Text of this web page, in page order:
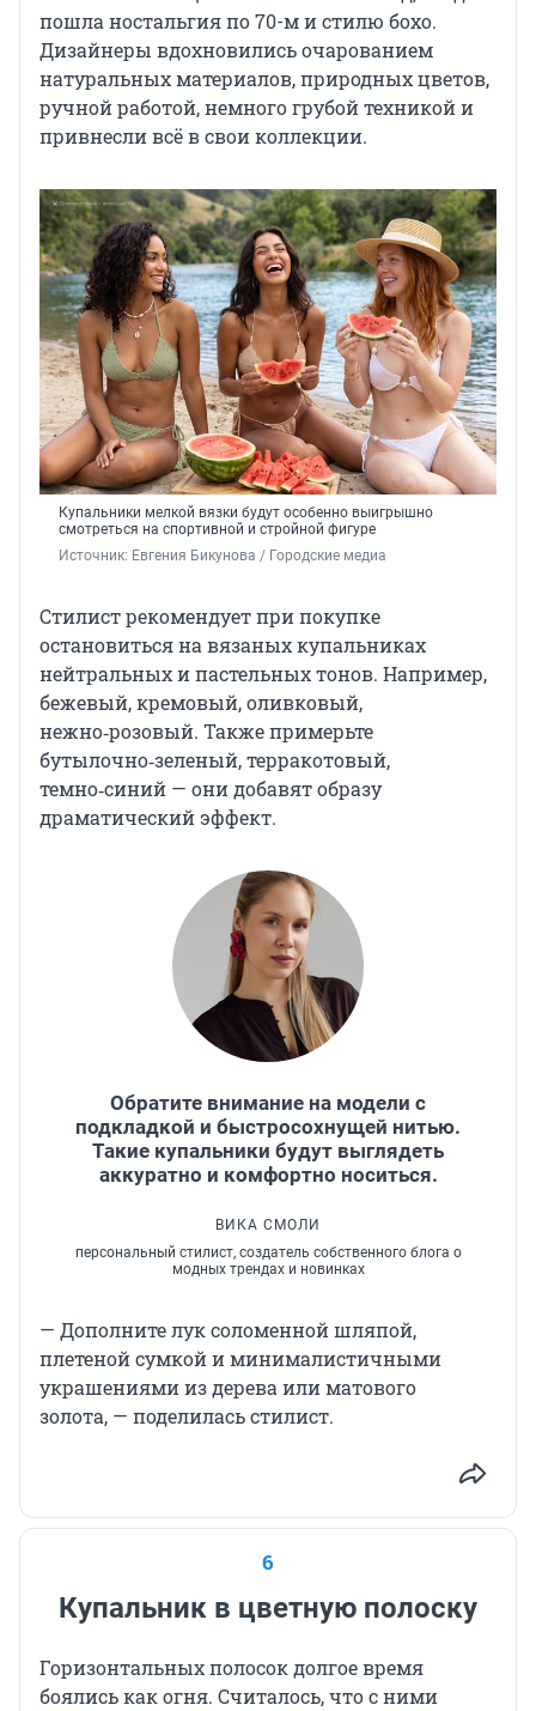
пошла ностальгия по 70-м и стилю бохо.
Дизайнеры вдохновились очарованием
натуральных материалов, природных цветов,
ручной работой, немного грубой техникой и
привнесли всё в свои коллекции.
Купальники мелкой вязки будут особенно выигрышно
смотреться на спортивной и стройной фигуре
Источник: Евгения Бикунова / Городские медиа
Стилист рекомендует при покупке
остановиться на вязаных купальниках
нейтральных и пастельных тонов. Например,
бежевый, кремовый, оливковый,
нежно‑розовый. Также примерьте
бутылочно‑зеленый, терракотовый,
темно‑синий — они добавят образу
драматический эффект.
Обратите внимание на модели с
подкладкой и быстросохнущей нитью.
Такие купальники будут выглядеть
аккуратно и комфортно носиться.
ВИКА СМОЛИ
персональный стилист, создатель собственного блога о
модных трендах и новинках
— Дополните лук соломенной шляпой,
плетеной сумкой и минималистичными
украшениями из дерева или матового
золота, — поделилась стилист.
6
Купальник в цветную полоску
Горизонтальных полосок долгое время
боялись как огня. Считалось, что с ними